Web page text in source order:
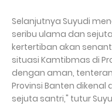
Selanjutnya Suyudi
seribu ulama dan
kertertiban akan
situasi Kamtibmas di
dengan aman,
Provinsi Banten
sejuta santri," tutur